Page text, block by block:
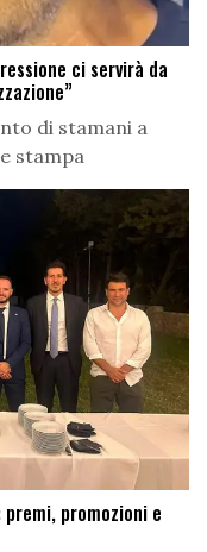
ci servirà da
di stamani a
stampa
promozioni e